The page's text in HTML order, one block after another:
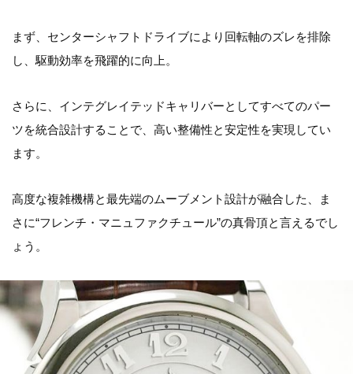
まず、センターシャフトドライブにより回転軸のズレを排除
し、駆動効率を飛躍的に向上。
さらに、インテグレイテッドキャリバーとしてすべてのパー
ツを統合設計することで、高い整備性と安定性を実現してい
ます。
高度な複雑機構と最先端のムーブメント設計が融合した、ま
さに“フレンチ・マニュファクチュール”の真骨頂と言えるでし
ょう。